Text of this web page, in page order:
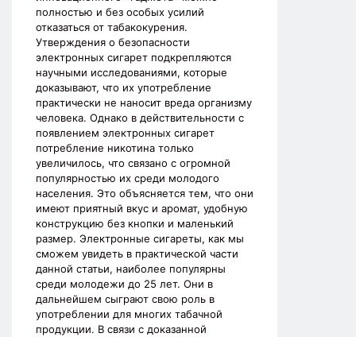
полностью и без особых усилий
отказаться от табакокурения.
Утверждения о безопасности
электронных сигарет подкрепляются
научными исследованиями, которые
доказывают, что их употребление
практически не наносит вреда организму
человека. Однако в действительности с
появлением электронных сигарет
потребление никотина только
увеличилось, что связано с огромной
популярностью их среди молодого
населения. Это объясняется тем, что они
имеют приятный вкус и аромат, удобную
конструкцию без кнопки и маленький
размер. Электронные сигареты, как мы
сможем увидеть в практической части
данной статьи, наиболее популярны
среди молодежи до 25 лет. Они в
дальнейшем сыграют свою роль в
употреблении для многих табачной
продукции. В связи с доказанной